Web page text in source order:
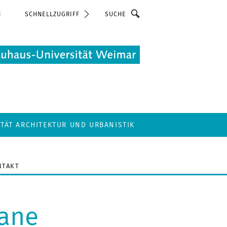
SCHNELLZUGRIFF Suche
ARCHITEKTUR UND URBANISTIK